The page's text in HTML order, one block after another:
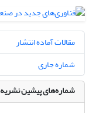
مقالات آماده انتشار
شماره جاری
شماره‌های پیشین نشریه